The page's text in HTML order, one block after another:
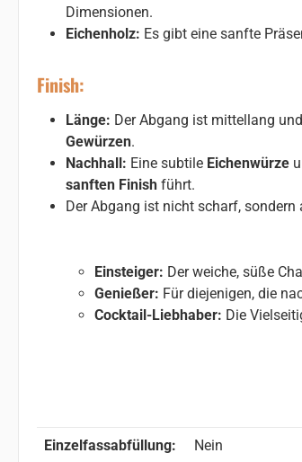
Dimensionen.
Eichenholz: Es gibt eine sanfte
Finish:
Länge: Der Abgang ist mittellang
Gewürzen.
Nachhall: Eine subtile Eichenwürze
sanften Finish führt.
Der Abgang ist nicht scharf,
Einsteiger: Der weiche, süße
Genießer: Für diejenigen, die
Cocktail-Liebhaber: Die
Einzelfassabfüllung: Nein